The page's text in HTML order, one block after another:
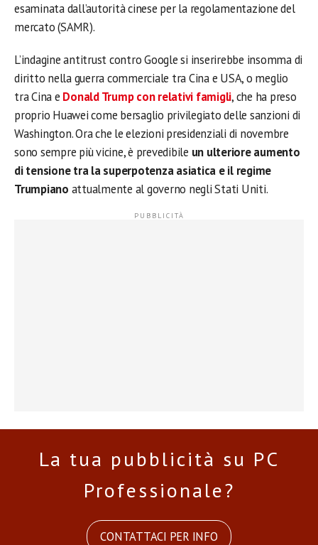
esaminata dall’autorità cinese per la regolamentazione del
mercato (SAMR).
L’indagine antitrust contro Google si inserirebbe insomma di
diritto nella guerra commerciale tra Cina e USA, o meglio
tra Cina e Donald Trump con relativi famigli, che ha preso
proprio Huawei come bersaglio privilegiato delle sanzioni di
Washington. Ora che le elezioni presidenziali di novembre
sono sempre più vicine, è prevedibile un ulteriore aumento
di tensione tra la superpotenza asiatica e il regime
Trumpiano attualmente al governo negli Stati Uniti.
La tua pubblicità su PC
Professionale?
CONTATTACI PER INFO